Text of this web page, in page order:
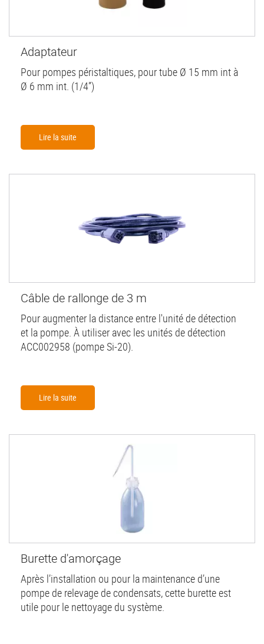
Adaptateur
Pour pompes péristaltiques, pour tube Ø 15 mm int à
Ø 6 mm int. (1/4”)
Lire la suite
Câble de rallonge de 3 m
Pour augmenter la distance entre l'unité de détection
et la pompe. À utiliser avec les unités de détection
ACC002958 (pompe Si-20).
Lire la suite
Burette d'amorçage
Après l’installation ou pour la maintenance d’une
pompe de relevage de condensats, cette burette est
utile pour le nettoyage du système.